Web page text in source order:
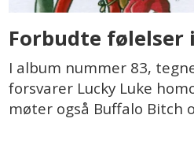
Forbudte følelser
I album nummer 83,
forsvarer Lucky Luke
møter også Buffalo Bitch